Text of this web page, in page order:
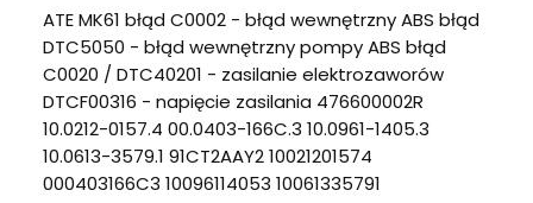
ATE MK61 błąd C0002 - błąd wewnętrzny ABS błąd
DTC5050 - błąd wewnętrzny pompy ABS błąd
C0020 / DTC40201 - zasilanie elektrozaworów
DTCF00316 - napięcie zasilania 476600002R
10.0212-0157.4 00.0403-166C.3 10.0961-1405.3
10.0613-3579.1 91CT2AAY2 10021201574
000403166C3 10096114053 10061335791